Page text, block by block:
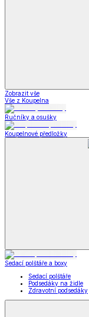
Zobrazit vše
Vše z Koupelna
Ručníky a osušky
Koupelnové předložky
Sedací polštáře a boxy
Sedací polštáře
Podsedáky na židle
Zdravotní podsedáky